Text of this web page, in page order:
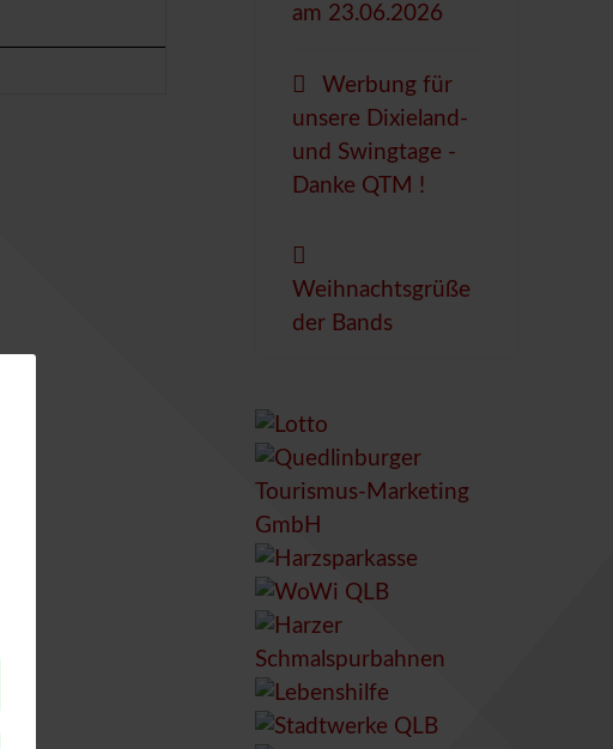
am 23.06.2026
Werbung für
unsere Dixieland-
und Swingtage -
Danke QTM !
Weihnachtsgrüße
der Bands